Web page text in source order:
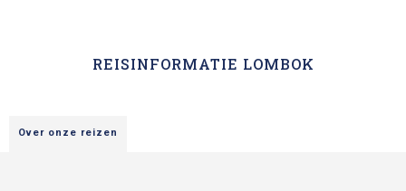
REISINFORMATIE LOMBOK
Over onze reizen